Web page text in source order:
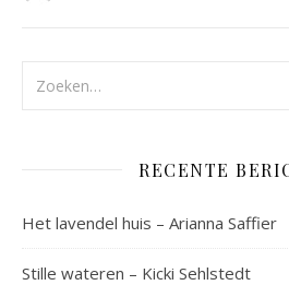
RECENTE
Het lavendel huis – Arianna Saffier
Stille wateren – Kicki Sehlstedt